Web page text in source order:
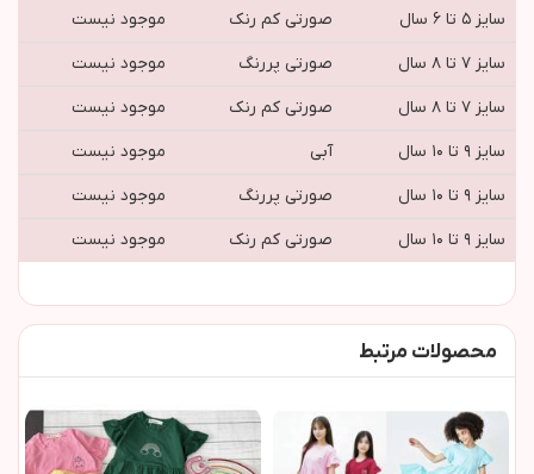
سایز ۵ تا ۶ سال صورتی کم رنک
موجود نیست
سایز ۷ تا ۸ سال
صورتي پررنگ
موجود نیست
سایز ۷ تا ۸ سال
صورتی کم رنک
موجود نیست
سایز ۹ تا ۱۰ سال
آبی
موجود نیست
سایز ۹ تا ۱۰ سال
صورتي پررنگ
موجود نیست
سایز ۹ تا ۱۰ سال
صورتی کم رنک موجود نیست
محصولات مرتبط